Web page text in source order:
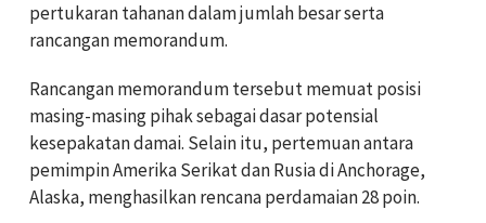
pertukaran tahanan dalam jumlah besar serta
rancangan memorandum.
Rancangan memorandum tersebut memuat posisi
masing-masing pihak sebagai dasar potensial
kesepakatan damai. Selain itu, pertemuan antara
pemimpin Amerika Serikat dan Rusia di Anchorage,
Alaska, menghasilkan rencana perdamaian 28 poin.